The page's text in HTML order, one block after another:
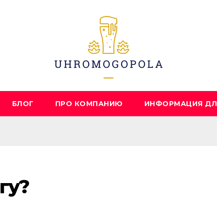
БЛОГ ПРО КОМПАНИЮ ИНФОРМАЦИЯ